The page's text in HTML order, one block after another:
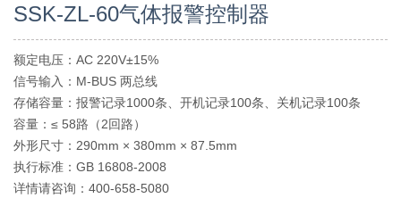
SSK-ZL-60气体报警控制器
额定电压：AC 220V±15%
信号输入：M-BUS 两总线
存储容量：报警记录1000条、开机记录100条、关机记录100条
容量：≤ 58路（2回路）
外形尺寸：290mm × 380mm × 87.5mm
执行标准：GB 16808-2008
详情请咨询：400-658-5080